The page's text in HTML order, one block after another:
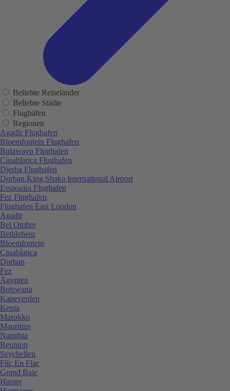
Beliebte Reiseländer
Beliebte Städte
Flughäfen
Regionen
Agadir Flughafen
Bloemfontein Flughafen
Bulawayo Flughafen
Casablanca Flughafen
Djerba Flughafen
Durban King Shaka International Airport
Essaouira Flughafen
Fez Flughafen
Flughafen East London
Agadir
Bel Ombre
Bethlehem
Bloemfontein
Casablanca
Durban
Fez
Ägypten
Botswana
Kapeverden
Kenia
Marokko
Mauritius
Namibia
Reunion
Seychellen
Flic En Flac
Grand Baie
Harare